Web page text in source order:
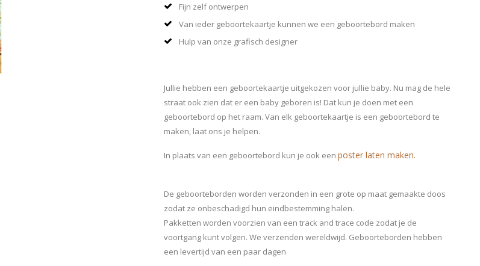
Fijn zelf ontwerpen
Van ieder geboortekaartje kunnen we een geboortebord maken
Hulp van onze grafisch designer
Jullie hebben een geboortekaartje uitgekozen voor jullie baby. Nu mag de hele
straat ook zien dat er een baby geboren is! Dat kun je doen met een
geboortebord op het raam. Van elk geboortekaartje is een geboortebord te
maken, laat ons je helpen.
In plaats van een geboortebord kun je ook een poster laten maken.
De geboorteborden worden verzonden in een grote op maat gemaakte doos
zodat ze onbeschadigd hun eindbestemming halen.
Pakketten worden voorzien van een track and trace code zodat je de
voortgang kunt volgen. We verzenden wereldwijd. Geboorteborden hebben
een levertijd van een paar dagen